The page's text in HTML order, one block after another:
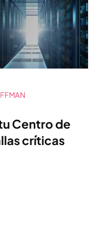
Centro de
críticas